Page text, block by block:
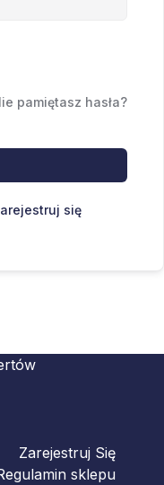
pamiętasz hasła?
się
Zarejestruj Się
sklepu